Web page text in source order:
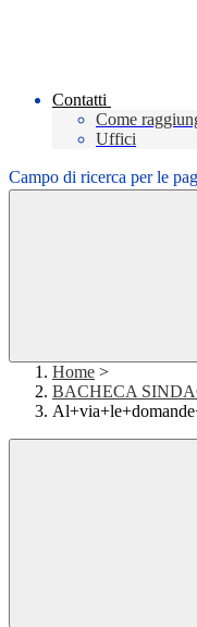
Contatti
Come
Uffici
Campo di ricerca per le
Home >
BACHECA